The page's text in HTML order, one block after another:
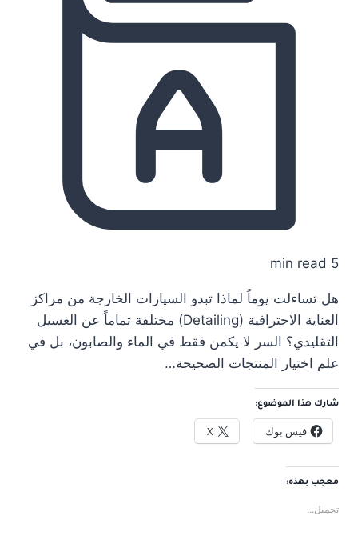
5 min read
هل تساءلت يوماً لماذا تبدو السيارات الخارجة من مراكز
العناية الاحترافية (Detailing) مختلفة تماماً عن الغسيل
التقليدي؟ السر لا يكمن فقط في الماء والصابون، بل في
علم اختيار المنتجات الصحيحة…
شارك هذا الموضوع:
فيس بوك X
معجب بهذه:
تحميل...